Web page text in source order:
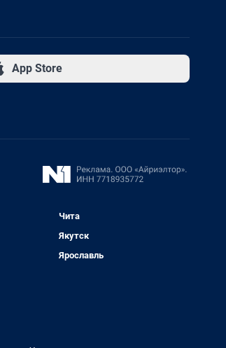
App Store
Чита
Якутск
Ярославль